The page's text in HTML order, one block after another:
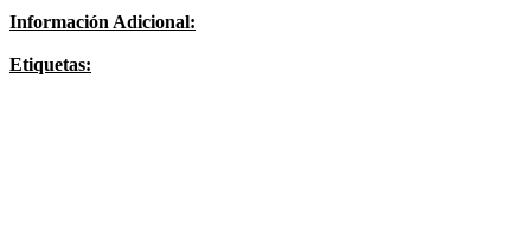
Información Adicional:
Etiquetas: